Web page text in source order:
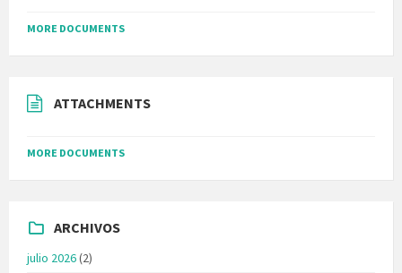
MORE DOCUMENTS
ATTACHMENTS
MORE DOCUMENTS
ARCHIVOS
julio 2026(2)